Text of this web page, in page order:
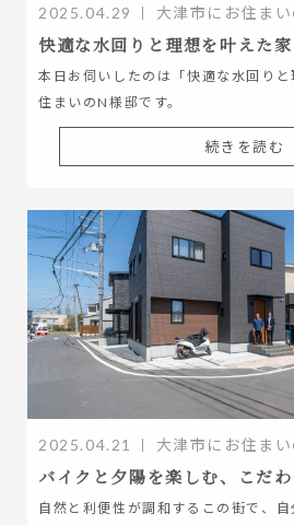
2025.04.29 大津市にお住ま
快適な水回りと理想を叶えた家
本日お伺いしたのは「快適な水回り
住まいのN様邸です。
続きを読む
2025.04.21 大津市にお住ま
バイクと夕陽を楽しむ、こだ
自然と利便性が調和するこの街で、自